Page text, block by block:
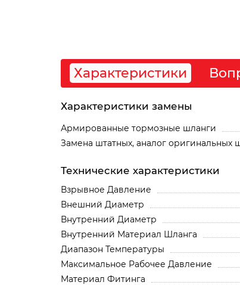
Характеристики
Характеристики замены
Армированные тормозные шланги
Замена штатных, аналог оригинальных
Технические характеристики
Взрывное Давление
Внешний Диаметр
Внутренний Диаметр
Внутренний Материал Шланга
Диапазон Температуры
Максимальное Рабочее Давление
Материал Фитинга